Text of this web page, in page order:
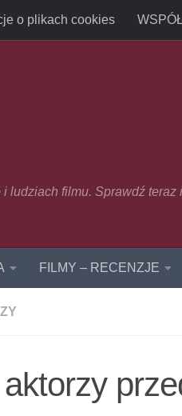
o plikach cookies
i ludziach filmu. Sprawdź
FILMY – RECENZJE